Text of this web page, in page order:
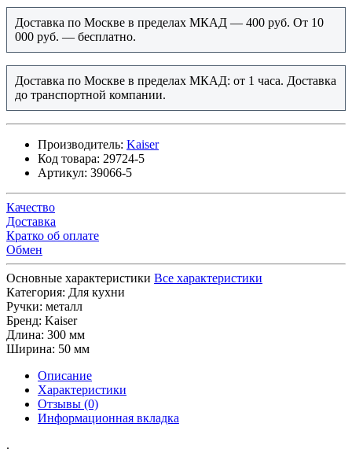
Доставка по Москве в пределах МКАД — 400 руб. От 10
000 руб. — бесплатно.
Доставка по Москве в пределах МКАД: от 1 часа. Доставка
до транспортной компании.
Производитель: Kaiser
Код товара: 29724-5
Артикул: 39066-5
Качество
Доставка
Кратко об оплате
Обмен
Основные характеристики Все характеристики
Категория: Для кухни
Ручки: металл
Бренд: Kaiser
Длина: 300 мм
Ширина: 50 мм
Описание
Характеристики
Отзывы (0)
Информационная вкладка
.